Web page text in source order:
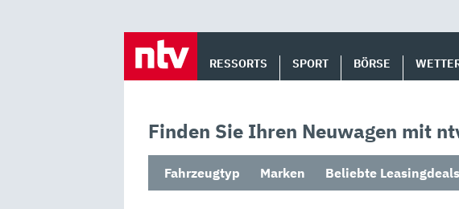
RESSORTS SPORT BÖRSE
Finden Sie Ihren Neuwagen mit
Fahrzeugtyp Marken Beliebte Leasingdeals